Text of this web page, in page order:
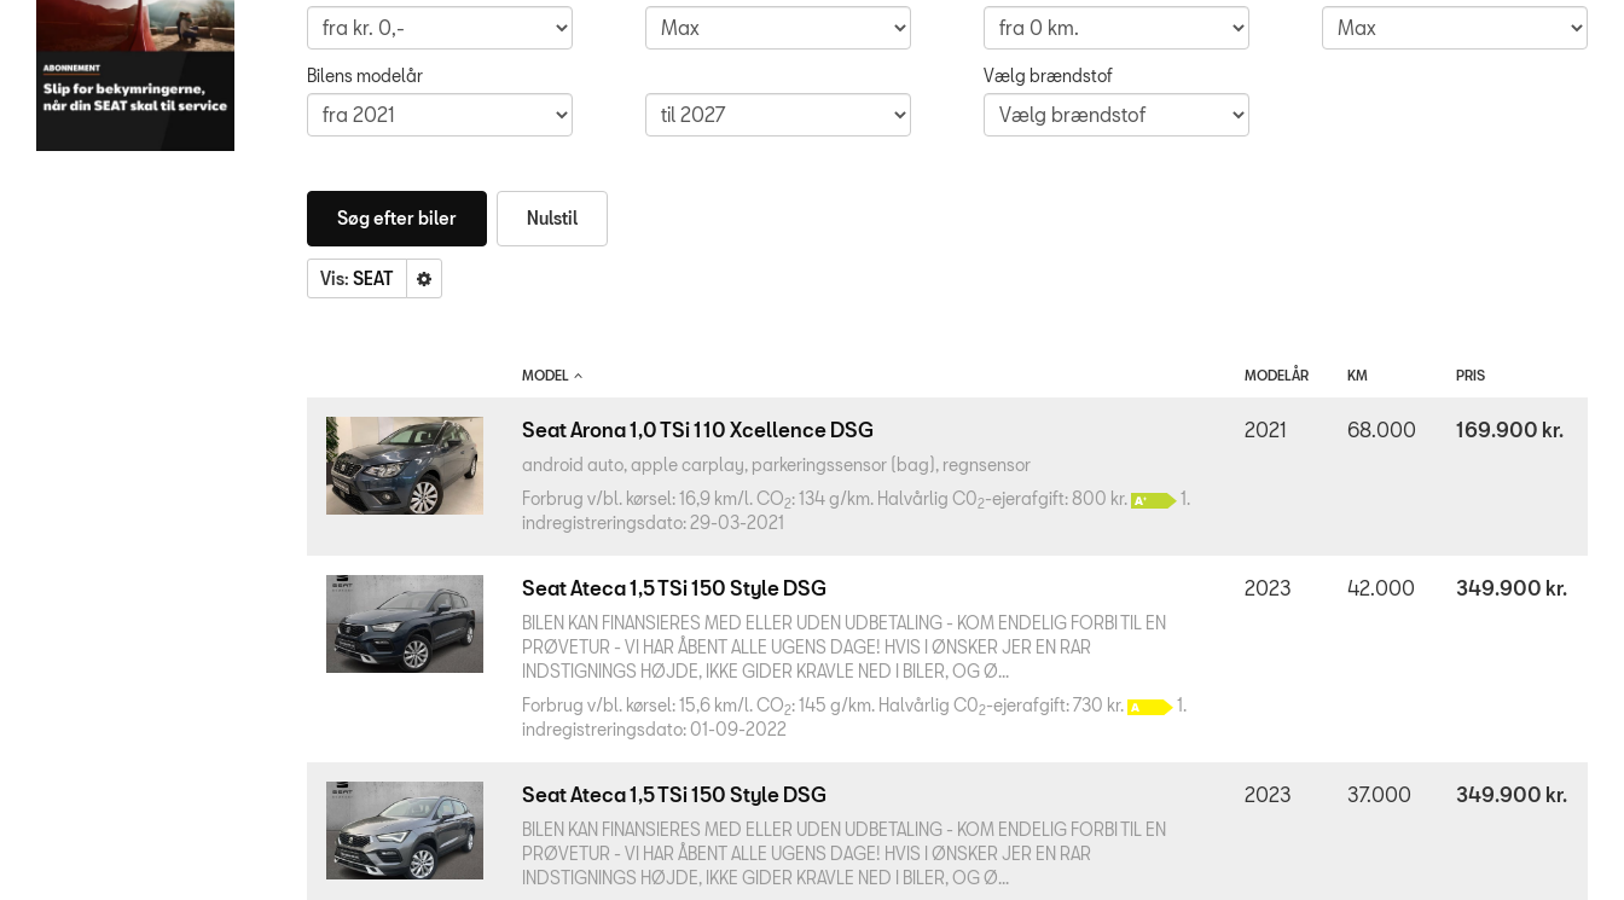
Bilens modelår Vælg brændstof
Søg efter biler Nulstil
Vis: SEAT
MODEL MODELÅR KM PRIS
Seat Arona 1,0 TSi 110 Xcellence DSG
android auto, apple carplay, parkeringssensor (bag), regnsensor
Forbrug v/bl. kørsel: 16,9 km/l. CO2: 134 g/km. Halvårlig C02-ejerafgift: 800 kr.
1.
indregistreringsdato: 29-03-2021
2021 68.000 169.900 kr.
Seat Ateca 1,5 TSi 150 Style DSG
BILEN KAN FINANSIERES MED ELLER UDEN UDBETALING - KOM ENDELIG FORBI TIL EN
PRØVETUR - VI HAR ÅBENT ALLE UGENS DAGE! HVIS I ØNSKER JER EN RAR
INDSTIGNINGS HØJDE, IKKE GIDER KRAVLE NED I BILER, OG Ø...
Forbrug v/bl. kørsel: 15,6 km/l. CO2: 145 g/km. Halvårlig C02-ejerafgift: 730 kr.
1.
indregistreringsdato: 01-09-2022
2023 42.000 349.900 kr.
Seat Ateca 1,5 TSi 150 Style DSG
BILEN KAN FINANSIERES MED ELLER UDEN UDBETALING - KOM ENDELIG FORBI TIL EN
PRØVETUR - VI HAR ÅBENT ALLE UGENS DAGE! HVIS I ØNSKER JER EN RAR
INDSTIGNINGS HØJDE, IKKE GIDER KRAVLE NED I BILER, OG Ø...
2023 37.000 349.900 kr.